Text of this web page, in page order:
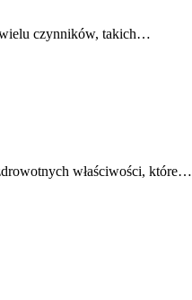
wielu czynników, takich…
właściwości, które…